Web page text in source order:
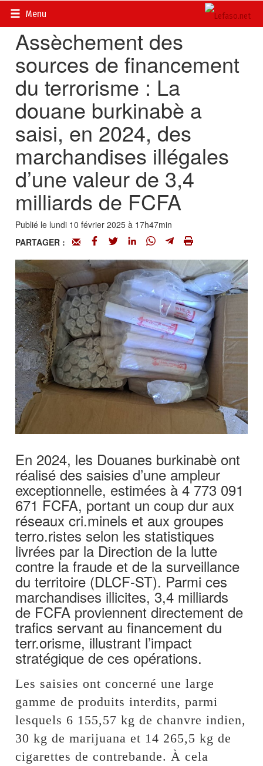
Menu
Accueil>
Assèchement des
sources de financement
du terrorisme : La
douane burkinabè a
saisi, en 2024, des
marchandises illégales
d’une valeur de 3,4
milliards de FCFA
Publié le lundi 10 février 2025 à 17h47min
PARTAGER :
En 2024, les Douanes burkinabè ont
réalisé des saisies d’une ampleur
exceptionnelle, estimées à 4 773 091
671 FCFA, portant un coup dur aux
réseaux cri.minels et aux groupes
terro.ristes selon les statistiques
livrées par la Direction de la lutte
contre la fraude et de la surveillance
du territoire (DLCF-ST). Parmi ces
marchandises illicites, 3,4 milliards
de FCFA proviennent directement de
trafics servant au financement du
terr.orisme, illustrant l’impact
stratégique de ces opérations.
Les saisies ont concerné une large
gamme de produits interdits, parmi
lesquels 6 155,57 kg de chanvre indien,
30 kg de marijuana et 14 265,5 kg de
cigarettes de contrebande. À cela